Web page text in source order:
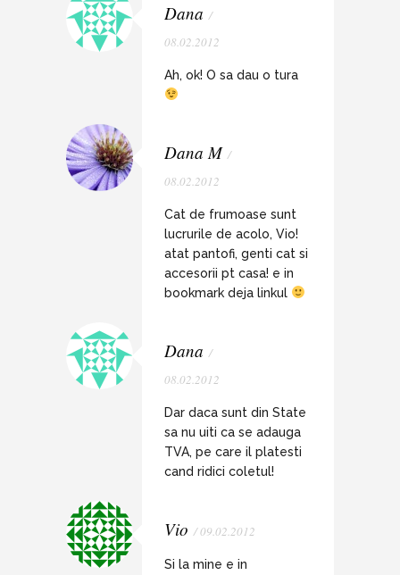
Dana /
08.02.2012
Ah, ok! O sa dau o tura
Dana M /
08.02.2012
Cat de frumoase sunt
lucrurile de acolo, Vio!
atat pantofi, genti cat si
accesorii pt casa! e in
bookmark deja linkul
Dana /
08.02.2012
Dar daca sunt din State
sa nu uiti ca se adauga
TVA, pe care il platesti
cand ridici coletul!
Vio / 09.02.2012
Si la mine e in